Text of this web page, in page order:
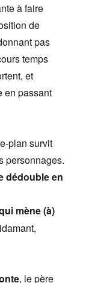
à faire
de
pas
temps
et
en passant
plan survit
personnages.
dédouble en
mène (à)
, le père